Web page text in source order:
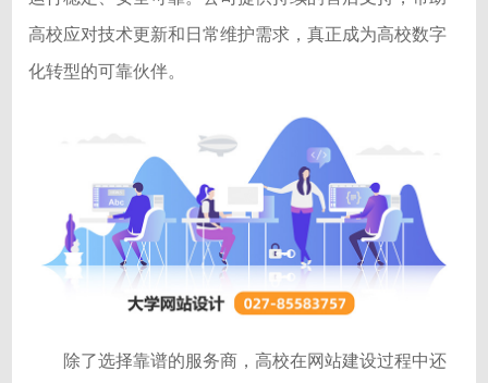
高校应对技术更新和日常维护需求，真正成为高校数字
化转型的可靠伙伴。
除了选择靠谱的服务商，高校在网站建设过程中还